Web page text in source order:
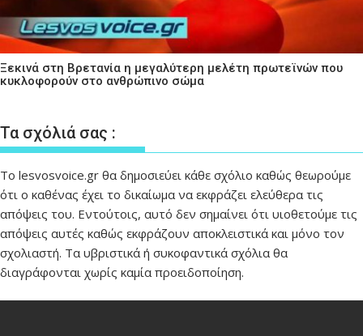
Ξεκινά στη Βρετανία η μεγαλύτερη μελέτη πρωτεϊνών που
κυκλοφορούν στο ανθρώπινο σώμα
Τα σχόλιά σας :
Το lesvosvoice.gr θα δημοσιεύει κάθε σχόλιο καθώς θεωρούμε
ότι ο καθένας έχει το δικαίωμα να εκφράζει ελεύθερα τις
απόψεις του. Εντούτοις, αυτό δεν σημαίνει ότι υιοθετούμε τις
απόψεις αυτές καθώς εκφράζουν αποκλειστικά και μόνο τον
σχολιαστή. Τα υβριστικά ή συκοφαντικά σχόλια θα
διαγράφονται χωρίς καμία προειδοποίηση.